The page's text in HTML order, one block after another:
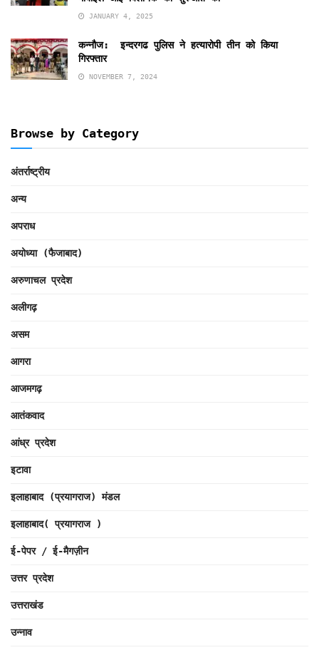
JANUARY 4, 2025
कन्नौज: इन्दरगढ पुलिस ने हत्यारोपी तीन को किया
गिरफ्तार
NOVEMBER 7, 2024
Browse by Category
अंतर्राष्ट्रीय
अन्य
अपराध
अयोध्या (फैजाबाद)
अरुणाचल प्रदेश
अलीगढ़
असम
आगरा
आजमगढ़
आतंकवाद
आंध्र प्रदेश
इटावा
इलाहाबाद (प्रयागराज) मंडल
इलाहाबाद( प्रयागराज )
ई-पेपर / ई-मैगज़ीन
उत्तर प्रदेश
उत्तराखंड
उन्नाव